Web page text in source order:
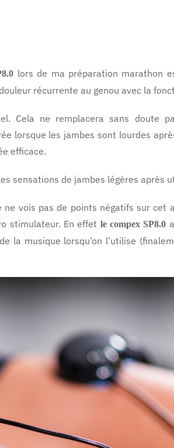
lors de ma préparation marathon
récurrente au genou avec la
Cela ne remplacera sans doute
lorsque les jambes sont lourdes
efficace.
sensations de jambes légères après
ne vois pas de points négatifs sur cet
stimulateur. En effet le compex SP8.0
la musique lorsqu’on l’utilise